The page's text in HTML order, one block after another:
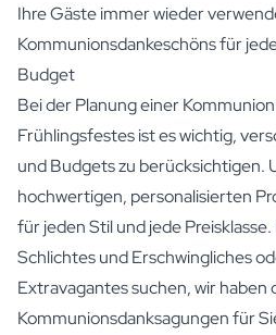
Ihre Gäste immer wieder
Kommunionsdankeschöns für
Budget
Bei der Planung einer
Frühlingsfestes ist es wichtig,
und Budgets zu berücksichtigen.
hochwertigen, personalisierten
für jeden Stil und jede
Schlichtes und Erschwingliches
Extravagantes suchen, wir haben
Kommunionsdanksagungen für